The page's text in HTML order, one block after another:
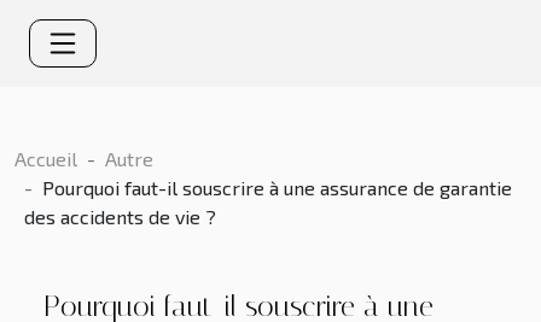
Accueil
Autre
Pourquoi faut-il souscrire à une assurance de garantie
des accidents de vie ?
Pourquoi faut-il souscrire à une